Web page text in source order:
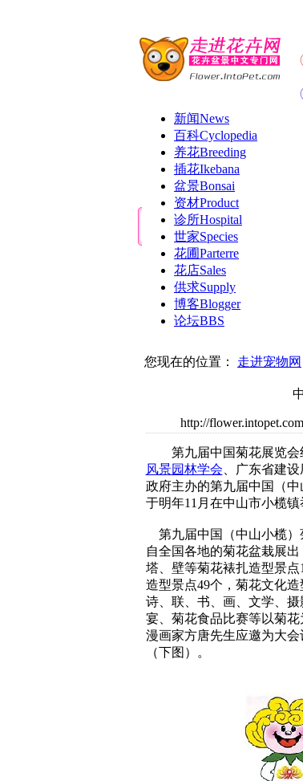
新闻News
百科Cyclopedia
养花Breeding
插花Ikebana
盆景Bonsai
资材Product
诊所Hospital
世家Species
花圃Parterre
花店Sales
供求Supply
博客Blogger
论坛BBS
您现在的位置： 走进宠物网
http://
第九届中国菊花展览会
风景园林学会 、广东省建
政府主办的第九届中国（
于明年11月在中山市小榄镇
第九届中国（中山小榄）
自全国各地的菊花盆栽展出
塔、壁等菊花裱扎造型景
造型景点49个，菊花文化
诗、联、书、画、文学、
宴、菊花食品比赛等以菊
漫画家方唐先生应邀为大
（下图）。